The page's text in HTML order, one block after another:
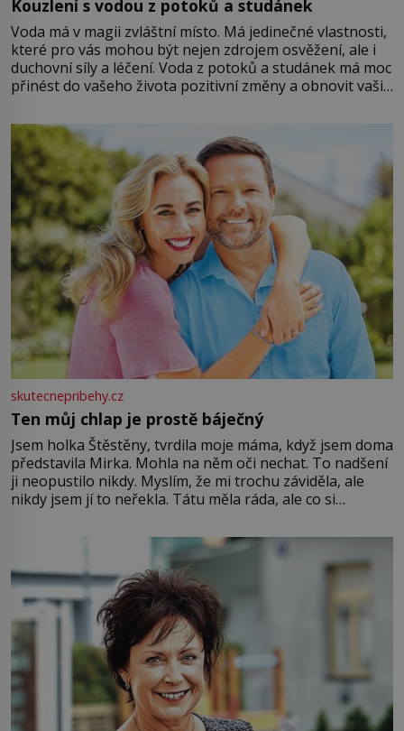
Kouzlení s vodou z potoků a studánek
Voda má v magii zvláštní místo. Má jedinečné vlastnosti,
které pro vás mohou být nejen zdrojem osvěžení, ale i
duchovní síly a léčení. Voda z potoků a studánek má moc
přinést do vašeho života pozitivní změny a obnovit vaši
můžete obohatit své rituály a přinést do svého života
větší harmonii a klid. Je důležité
skutecnepribehy.cz
Ten můj chlap je prostě báječný
Jsem holka Štěstěny, tvrdila moje máma, když jsem doma
představila Mirka. Mohla na něm oči nechat. To nadšení
ji neopustilo nikdy. Myslím, že mi trochu záviděla, ale
nikdy jsem jí to neřekla. Tátu měla ráda, ale co si
Jsme spolu moc rádi Tehdy byla jiná doba, když